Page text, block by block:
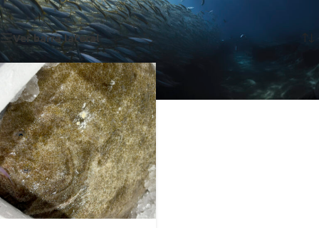
Mostrando el único resultado
Ver barra lateral